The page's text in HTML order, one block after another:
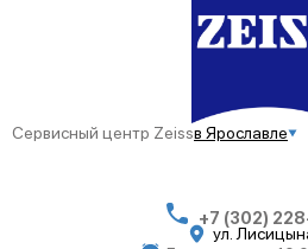
Сервисный центр Zeissв Ярославле
+7 (302)
ул.